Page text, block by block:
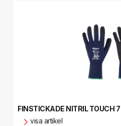
FINSTICKADE NITRIL TOUCH 7
visa artikel